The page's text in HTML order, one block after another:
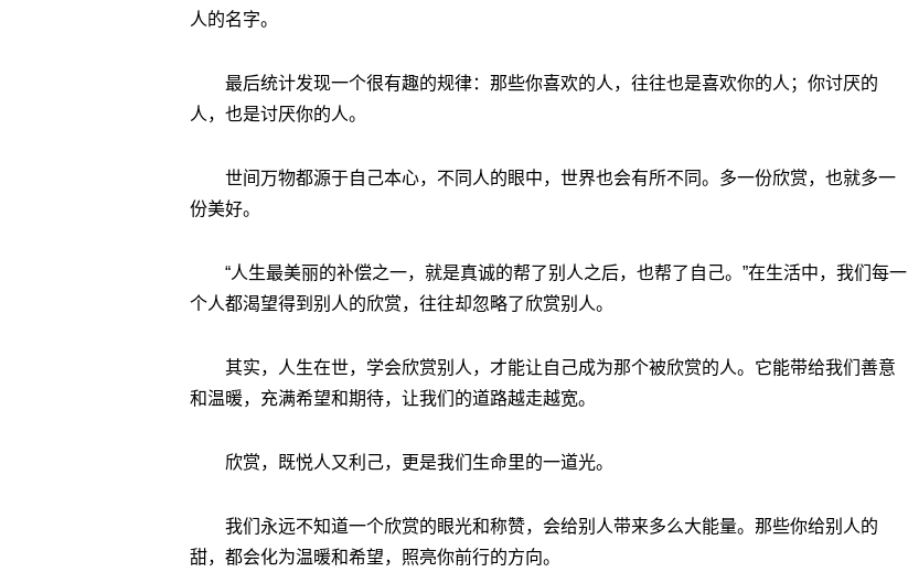
人的名字。
最后统计发现一个很有趣的规律：那些你喜欢的人，往往也是喜欢你的人；你讨厌的
人，也是讨厌你的人。
世间万物都源于自己本心，不同人的眼中，世界也会有所不同。多一份欣赏，也就多一
份美好。
“人生最美丽的补偿之一，就是真诚的帮了别人之后，也帮了自己。”在生活中，我们每一
个人都渴望得到别人的欣赏，往往却忽略了欣赏别人。
其实，人生在世，学会欣赏别人，才能让自己成为那个被欣赏的人。它能带给我们善意
和温暖，充满希望和期待，让我们的道路越走越宽。
欣赏，既悦人又利己，更是我们生命里的一道光。
我们永远不知道一个欣赏的眼光和称赞，会给别人带来多么大能量。那些你给别人的
甜，都会化为温暖和希望，照亮你前行的方向。